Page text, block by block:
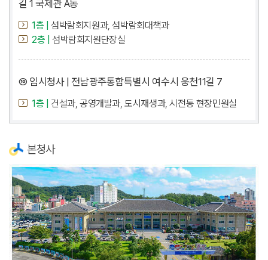
길 1 국제관 A동
1층 |
섬박람회지원과, 섬박람회대책과
2층 |
섬박람회지원단장실
⑩ 임시청사 | 전남광주통합특별시 여수시 웅천11길 7
1층 | 건설과, 공영개발과, 도시재생과, 시전동 현장민원실
본청사